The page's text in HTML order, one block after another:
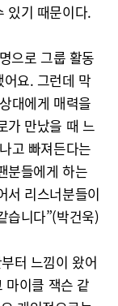
있기 때문이다.
으로 그룹 활동
요. 그런데 막
대에게 매력을
가 만났을 때 느
고 빠져든다는
분들에게 하는
서 리스너분들이
습니다”(박건욱)
터 느낌이 왔어
마이클 잭슨 같